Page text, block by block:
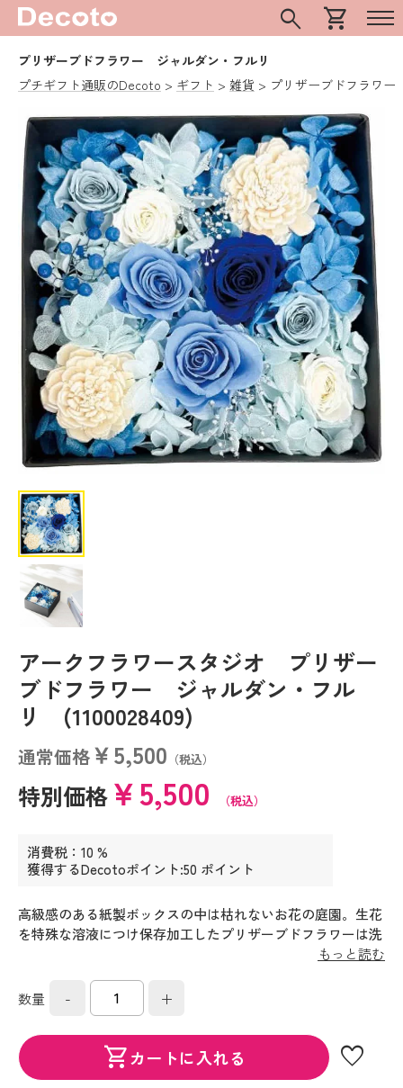
search shopping_cart
プリザーブドフラワー ジャルダン・フルリ
プチギフト通販のDecoto
ギフト 雑貨 プリザーブドフラワ
アークフラワースタジオ プリザー
ブドフラワー ジャルダン・フル
リ (1100028409)
通常価格￥5,500 （税込）
特別価格￥5,500 （税込）
消費税：10 %
獲得するDecotoポイント:50 ポイント
高級感のある紙製ボックスの中は枯れないお花の庭園。生花
を特殊な溶液につけ保存加工したプリザーブドフラワーは洗
練された繊細さと美しさを表現してくれます。クリアな蓋付
もっと読む
数量 - +
shopping_cartカートに入れる favorite